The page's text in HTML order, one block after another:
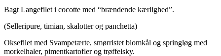
Bagt Langefilet i cocotte med “brændende kærlighed”.
(Selleripure, timian, skalotter og panchetta)
Oksefilet med Svampetærte, smørristet blomkål og springløg med
morkelhaler, pimentkartofler og trøffelsky.